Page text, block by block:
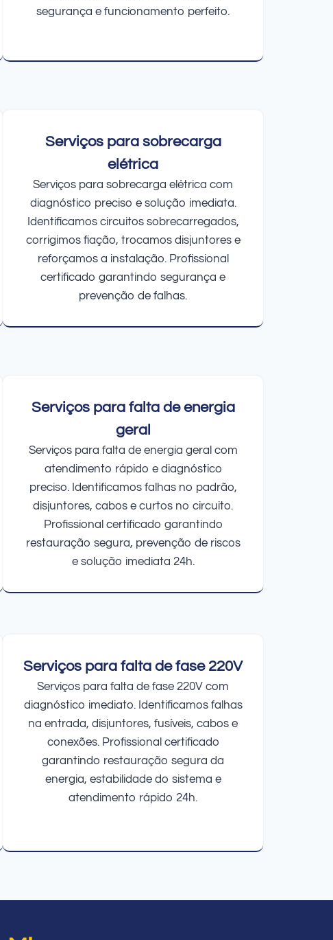
segurança e funcionamento perfeito.
Serviços para sobrecarga
elétrica
Serviços para sobrecarga elétrica com
diagnóstico preciso e solução imediata.
Identificamos circuitos sobrecarregados,
corrigimos fiação, trocamos disjuntores e
reforçamos a instalação. Profissional
certificado garantindo segurança e
prevenção de falhas.
Serviços para falta de energia
geral
Serviços para falta de energia geral com
atendimento rápido e diagnóstico
preciso. Identificamos falhas no padrão,
disjuntores, cabos e curtos no circuito.
Profissional certificado garantindo
restauração segura, prevenção de riscos
e solução imediata 24h.
Serviços para falta de fase 220V
Serviços para falta de fase 220V com
diagnóstico imediato. Identificamos falhas
na entrada, disjuntores, fusíveis, cabos e
conexões. Profissional certificado
garantindo restauração segura da
energia, estabilidade do sistema e
atendimento rápido 24h.